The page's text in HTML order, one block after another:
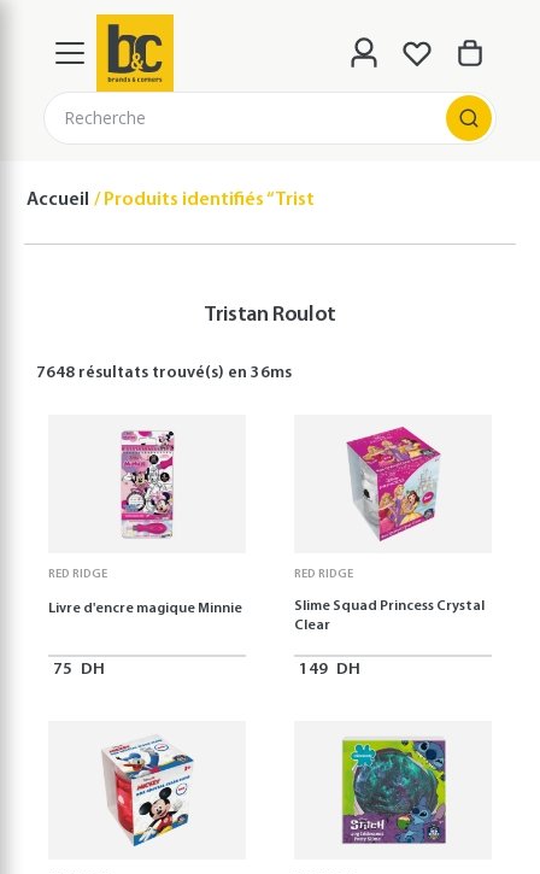
Recherche
Accueil Produits identifiés “Tristan Roulot”
Tristan Roulot
7648 résultats trouvé(s) en36ms
RED RIDGE
Livre d'encre magique Minnie
75 DH
RED RIDGE
Slime Squad Princess Crystal
Clear
149 DH